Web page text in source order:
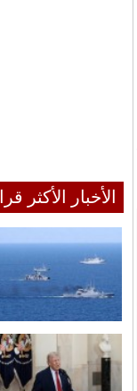
الأخبار الأكثر